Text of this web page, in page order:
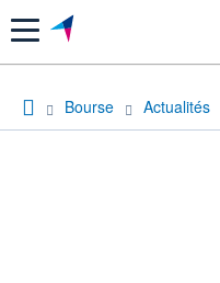
Menu
Bourse Actualités